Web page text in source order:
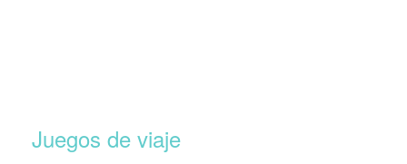
Juegos de viaje